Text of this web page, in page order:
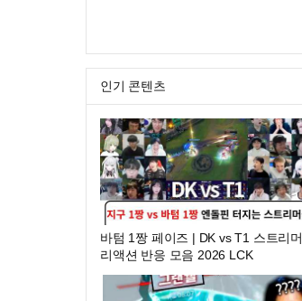
인기 콘텐츠
바텀 1짱 페이즈 | DK vs T1 스트리머
리액션 반응 모음 2026 LCK